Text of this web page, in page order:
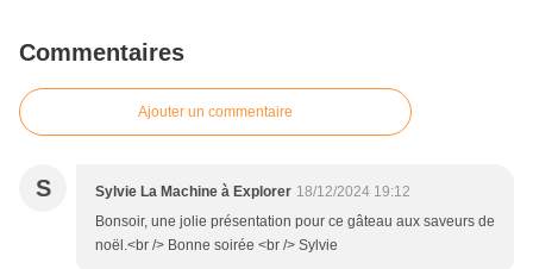
Commentaires
Ajouter un commentaire
S Sylvie La Machine à Explorer 18/12/2024 19:12
Bonsoir, une jolie présentation pour ce gâteau aux saveurs de
noël.<br /> Bonne soirée <br /> Sylvie